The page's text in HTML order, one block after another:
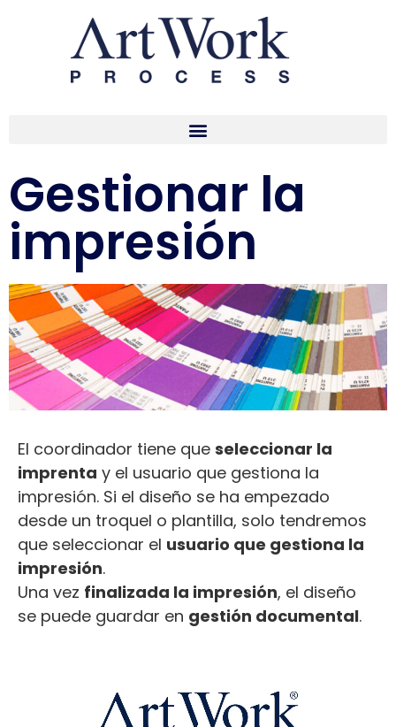
Gestionar la
impresión
El coordinador tiene que seleccionar la
imprenta y el usuario que gestiona la
impresión. Si el diseño se ha empezado
desde un troquel o plantilla, solo tendremos
que seleccionar el usuario que gestiona la
impresión.
Una vez finalizada la impresión, el diseño
se puede guardar en gestión documental.